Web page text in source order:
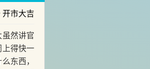
开市大吉
然讲官
上得快一
东西，